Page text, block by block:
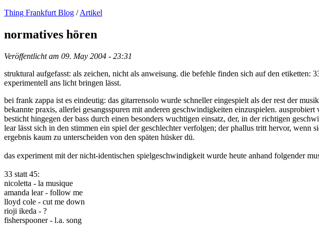
Thing Frankfurt Blog /Artikel
normatives hören
Veröffentlicht am 09. May 2004 - 23:31
struktural aufgefasst: als zeichen, nicht als anweisung. die befehle finden sich auf den
experimentell ans licht bringen lässt.
bei frank zappa ist es eindeutig: das gitarrensolo wurde schneller eingespielt als der rest der
bekannte praxis, allerlei gesangsspuren mit anderen geschwindigkeiten einzuspielen.
besticht hingegen der bass durch einen besonders wuchtigen einsatz, der, in der richtigen
lear lässt sich in den stimmen ein spiel der geschlechter verfolgen; der phallus tritt hervor,
ergebnis kaum zu unterscheiden von den späten hüsker dü.
das experiment mit der nicht-identischen spielgeschwindigkeit wurde heute anhand folgender
33 statt 45:
nicoletta - la musique
amanda lear - follow me
lloyd cole - cut me down
rioji ikeda - ?
fisherspooner - l.a. song